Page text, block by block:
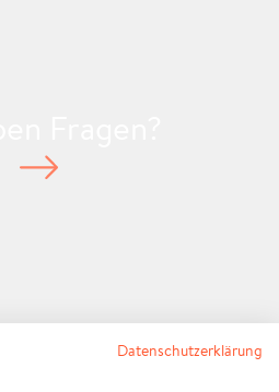
anzeigenDatenschutzerklärung